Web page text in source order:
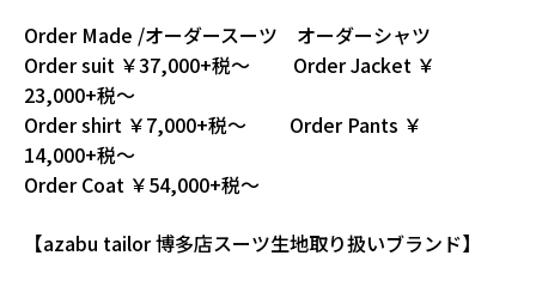
Order Made /オーダースーツ オーダーシャツ
Order suit ￥37,000+税～ Order Jacket ￥
23,000+税～
Order shirt ￥7,000+税～ Order Pants ￥
14,000+税～
Order Coat ￥54,000+税～
【azabu tailor 博多店スーツ生地取り扱いブランド】